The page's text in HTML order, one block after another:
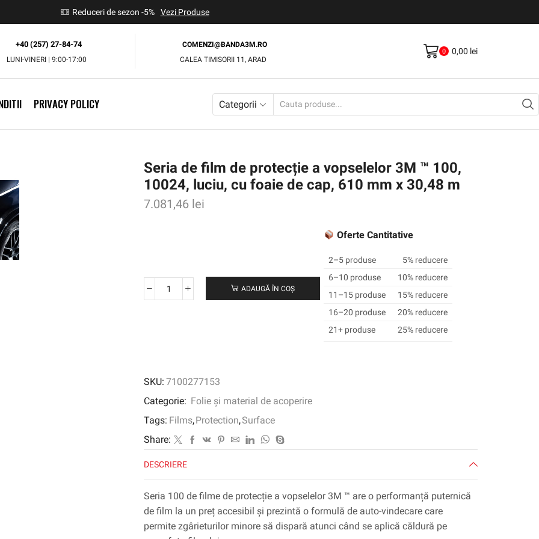
Reduceri de sezon -5% Vezi Produse
+40 (257) 27-84-74
LUNI-VINERI | 9:00-17:00
COMENZI@BANDA3M.RO
CALEA TIMISORII 11, ARAD
0 0,00 lei
PRIVACY POLICY Categorii
Seria de film de protecție a vopselelor 3M ™ 100,
10024, luciu, cu foaie de cap, 610 mm x 30,48 m
7.081,46 lei
Cantitate
vopselelor
3M
100,
10024,
luciu,
cu
foaie
de
cap,
mm
ADAUGĂ ÎN COȘ
Oferte Cantitative
2–5 produse
5% reducere
6–10 produse
10% reducere
11–15 produse
15% reducere
16–20 produse
20% reducere
21+ produse
25% reducere
SKU: 7100277153
Categorie: Folie și material de acoperire
Tags: Films,Protection,Surface
Share:
DESCRIERE
Seria 100 de filme de protecție a vopselelor 3M ™ are o performanță puternică
de film la un preț accesibil și prezintă o formulă de auto-vindecare care
permite zgârieturilor minore să dispară atunci când se aplică căldură pe